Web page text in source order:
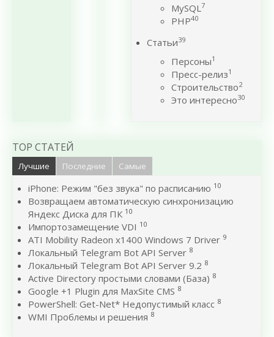
MySQL7
PHP40
Статьи39
Персоны1
Пресс-релиз1
Строительство2
Это интересно30
TOP СТАТЕЙ
Лучшие Последние Самые
iPhone: Режим "без звука" по расписанию 10
Возвращаем автоматическую синхронизацию
Яндекс Диска для ПК 10
Импортозамещение VDI 10
ATI Mobility Radeon x1400 Windows 7 Driver 9
Локальный Telegram Bot API Server 8
Локальный Telegram Bot API Server 9.2 8
Active Directory простыми словами (База) 8
Google +1 Plugin для MaxSite CMS 8
PowerShell: Get-Net* Недопустимый класс 8
WMI Проблемы и решения 8